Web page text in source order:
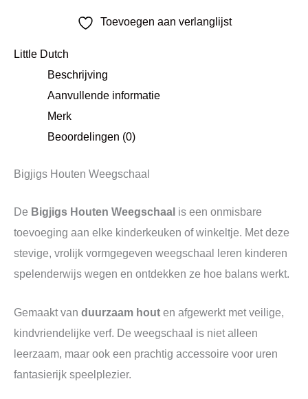
Toevoegen aan verlanglijst
Little Dutch
Beschrijving
Aanvullende informatie
Merk
Beoordelingen (0)
Bigjigs Houten Weegschaal
De Bigjigs Houten Weegschaal is een onmisbare
toevoeging aan elke kinderkeuken of winkeltje. Met deze
stevige, vrolijk vormgegeven weegschaal leren kinderen
spelenderwijs wegen en ontdekken ze hoe balans werkt.
Gemaakt van duurzaam hout en afgewerkt met veilige,
kindvriendelijke verf. De weegschaal is niet alleen
leerzaam, maar ook een prachtig accessoire voor uren
fantasierijk speelplezier.